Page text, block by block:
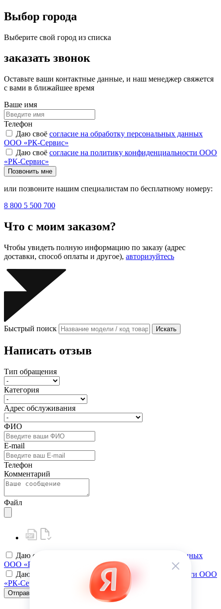
Выбор города
Выберите свой город из списка
заказать звонок
Оставьте ваши контактные данные, и наш менеджер свяжется
с вами в ближайшее время
Ваше имя
Телефон
Даю своё согласие на обработку персональных данных
ООО «РК-Сервис»
Даю своё согласие на политику конфиденциальности ООО
«РК-Сервис»
Позвонить мне
или позвоните нашим специалистам по бесплатному номеру:
8 800 5 500 700
Что с моим заказом?
Чтобы увидеть полную информацию по заказу (адрес
доставки, способ оплаты и другое), авторизуйтесь
Быстрый поиск Искать
Написать отзыв
Тип обращения
Категория
Адрес обслуживания
ФИО
E-mail
Телефон
Комментарий
Файл
Даю своё
согласие на обработку персональных данных
ООО «РК-Сервис»
Даю своё
согласие на политику конфиденциальности ООО
«РК-Сервис»
Отправить